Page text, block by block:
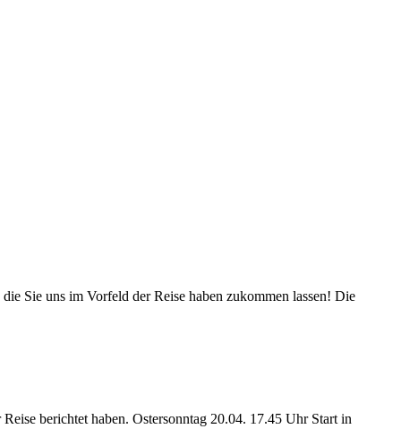
Sie uns im Vorfeld der Reise haben zukommen lassen! Die
berichtet haben. Ostersonntag 20.04. 17.45 Uhr Start in